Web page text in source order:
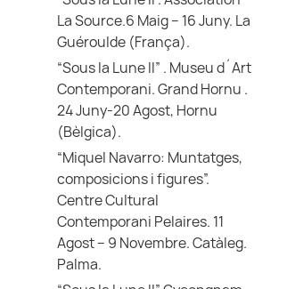
La Source.6 Maig – 16 Juny. La
Guéroulde (França).
“Sous la Lune II” . Museu d´Art
Contemporani. Grand Hornu .
24 Juny-20 Agost, Hornu
(Bèlgica).
“Miquel Navarro: Muntatges,
composicions i figures”.
Centre Cultural
Contemporani Pelaires. 11
Agost – 9 Novembre. Catàleg.
Palma.